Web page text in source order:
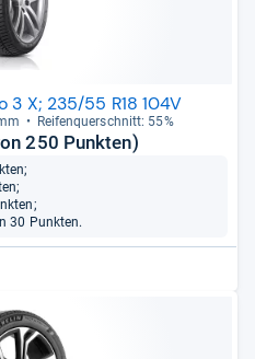
X; 235/55 R18 104V
Rei­fen­quer­schnitt: 55%
250 Punkten)
30 Punkten.